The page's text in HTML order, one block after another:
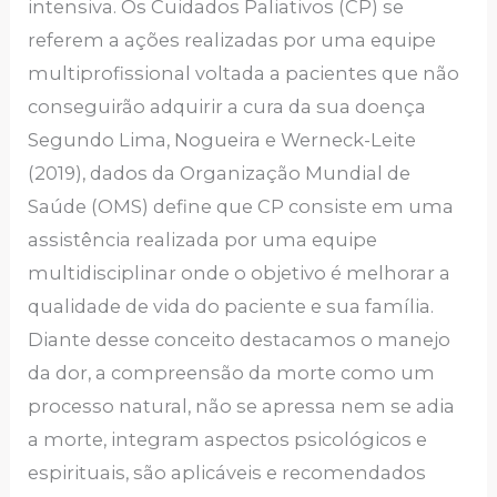
intensiva. Os Cuidados Paliativos (CP) se
referem a ações realizadas por uma equipe
multiprofissional voltada a pacientes que não
conseguirão adquirir a cura da sua doença
Segundo Lima, Nogueira e Werneck-Leite
(2019), dados da Organização Mundial de
Saúde (OMS) define que CP consiste em uma
assistência realizada por uma equipe
multidisciplinar onde o objetivo é melhorar a
qualidade de vida do paciente e sua família.
Diante desse conceito destacamos o manejo
da dor, a compreensão da morte como um
processo natural, não se apressa nem se adia
a morte, integram aspectos psicológicos e
espirituais, são aplicáveis e recomendados